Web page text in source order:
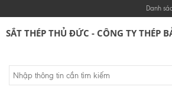
Danh
SẮT THÉP THỦ ĐỨC - CÔNG TY THÉP